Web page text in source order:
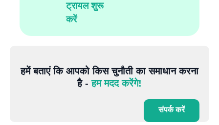
ट्रायल शुरू
करें
हमें बताएं कि आपको किस चुनौती का समाधान करना
है -हम मदद करेंगे!
संपर्क करें